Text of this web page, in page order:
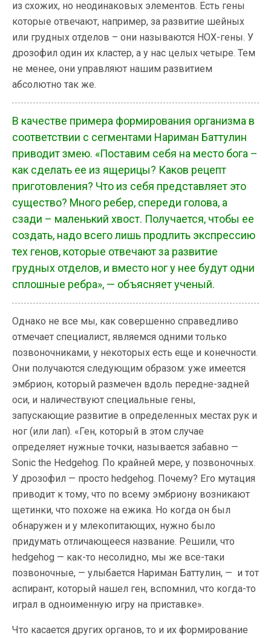
из схожих, но неодинаковых элементов. Есть гены
которые отвечают, например, за развитие шейных
или грудных отделов – они называются HOX-гены. У
дрозофил один их кластер, а у нас целых четыре. Тем
не менее, они управляют нашим развитием
абсолютно так же.
В качестве примера формирования организма в
соответствии с сегментами Нариман Баттулин
приводит змею. «Поставим себя на место бога –
как сделать ее из ящерицы? Каков рецепт
приготовления? Что из себя представляет это
существо? Много ребер, спереди голова, а
сзади – маленький хвост. Получается, чтобы ее
создать, надо всего лишь продлить экспрессию
тех генов, которые отвечают за развитие
грудных отделов, и вместо ног у нее будут одни
сплошные ребра», — объясняет ученый.
Однако не все мы, как совершенно справедливо
отмечает специалист, являемся одними только
позвоночниками, у некоторых есть еще и конечности.
Они получаются следующим образом: уже имеется
эмбрион, который размечен вдоль передне-задней
оси, и наличествуют специальные гены,
запускающие развитие в определенных местах рук и
ног (или лап). «Ген, который в этом случае
определяет нужные точки, называется забавно —
Sonic the Hedgehog. По крайней мере, у позвоночных.
У дрозофил — просто hedgehog. Почему? Его мутация
приводит к тому, что по всему эмбриону возникают
щетинки, что похоже на ежика. Но когда он был
обнаружен и у млекопитающих, нужно было
придумать отличающееся название. Решили, что
hedgehog — как-то несолидно, мы же все-таки
позвоночные, — улыбается Нариман Баттулин, — и тот
аспирант, который нашел ген, вспомнил, что когда-то
играл в одноименную игру на приставке».
Что касается других органов, то и их формирование